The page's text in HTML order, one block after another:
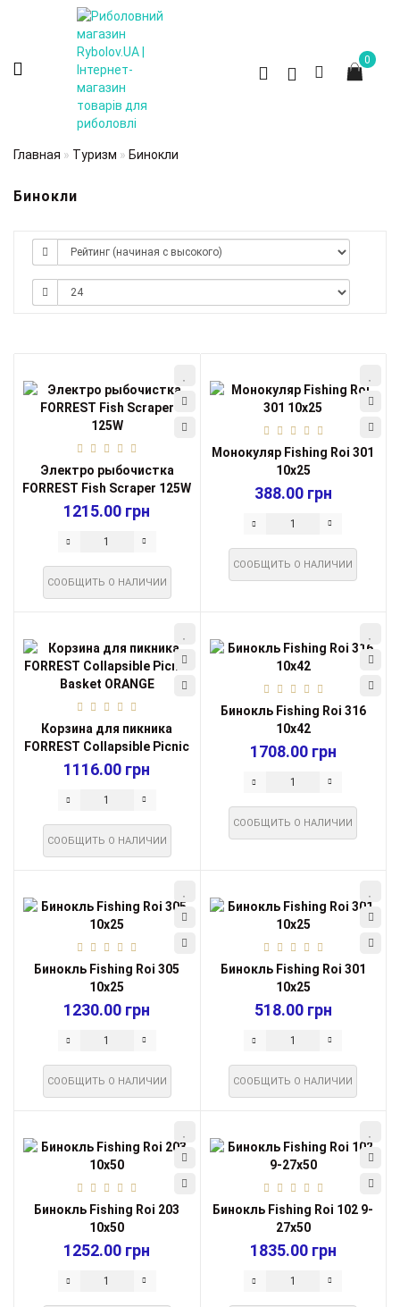
0
Главная Туризм Бинокли
Бинокли
Электро рыбочистка
FORREST Fish Scraper 125W
1215.00 грн
СООБЩИТЬ О НАЛИЧИИ
Монокуляр Fishing Roi 301
10х25
388.00 грн
СООБЩИТЬ О НАЛИЧИИ
Корзина для пикника
FORREST Collapsible Picnic
Basket O...
1116.00 грн
СООБЩИТЬ О НАЛИЧИИ
Бинокль Fishing Roi 316
10х42
1708.00 грн
СООБЩИТЬ О НАЛИЧИИ
Бинокль Fishing Roi 305
10х25
1230.00 грн
СООБЩИТЬ О НАЛИЧИИ
Бинокль Fishing Roi 301
10х25
518.00 грн
СООБЩИТЬ О НАЛИЧИИ
Бинокль Fishing Roi 203
10х50
1252.00 грн
Бинокль Fishing Roi 102 9-
27х50
1835.00 грн